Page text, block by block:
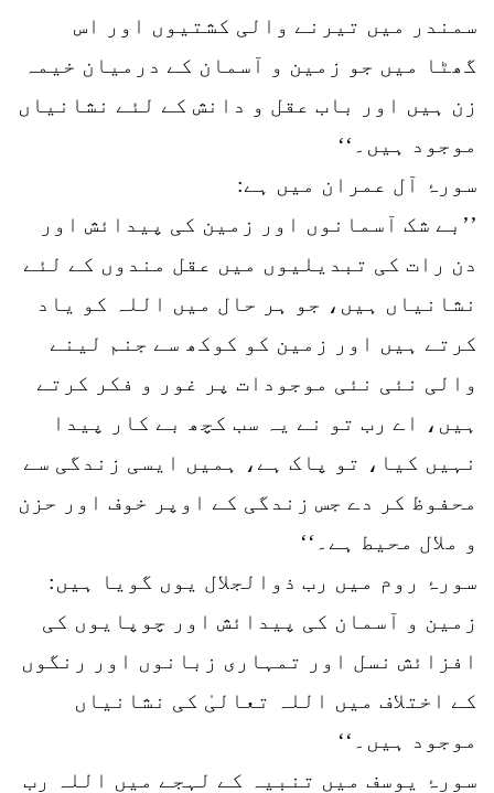
سمندر میں تیرنے والی کشتیوں اور اس
گھٹا میں جو زمین و آسمان کے درمیان خیمہ
زن ہیں اور باب عقل و دانش کے لئے نشانیاں
موجود ہیں۔‘‘
سورۂ آل عمران میں ہے:
’’بے شک آسمانوں اور زمین کی پیدائش اور
دن رات کی تبدیلیوں میں عقل مندوں کے لئے
نشانیاں ہیں، جو ہر حال میں اللہ کو یاد
کرتے ہیں اور زمین کو کوکھ سے جنم لینے
والی نئی نئی موجودات پر غور و فکر کرتے
ہیں، اے رب تو نے یہ سب کچھ بے کار پیدا
نہیں کیا، تو پاک ہے، ہمیں ایسی زندگی سے
محفوظ کر دے جس زندگی کے اوپر خوف اور حزن
و ملال محیط ہے۔‘‘
سورۂ روم میں رب ذوالجلال یوں گویا ہیں:
زمین و آسمان کی پیدائش اور چوپایوں کی
افزائش نسل اور تمہاری زبانوں اور رنگوں
کے اختلاف میں اللہ تعالیٰ کی نشانیاں
موجود ہیں۔‘‘
سورۂ یوسف میں تنبیہ کے لہجے میں اللہ رب